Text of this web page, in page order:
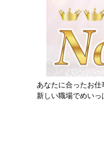
あなたに合ったお仕
新しい職場でめいっ